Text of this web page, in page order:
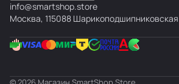
info@smartshop.store
Москва, 115088